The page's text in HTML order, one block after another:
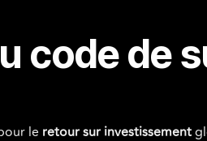
code de
le retour sur investissement